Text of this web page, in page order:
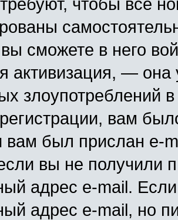
чтобы все
вы сможете в него
активизация, —
злоупотреблений
вам
вам был прислан e-
вы не получили
адрес e-mail.
адрес e-mail, но